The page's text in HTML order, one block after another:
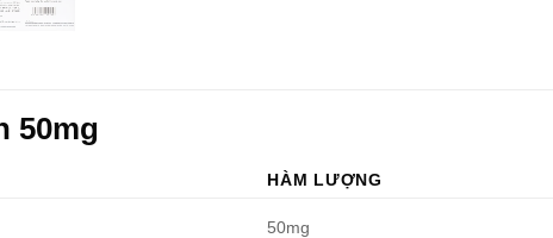
50mg
HÀM LƯỢNG
50mg